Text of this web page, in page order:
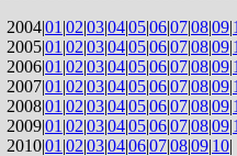
2004|01 |02|03|04|05|06|07|08|09|
2005|01 |02|03|04|05|06|07|08|09|
2006|01 |02|03|04|05|06|07|08|09|
2007|01 |02|03|04|05|06|07|08|09|
2008|01 |02|03|04|05|06|07|08|09|
2009|01 |02|03|04|05|06|07|08|09|
2010|01 |02|03|04|06|07|08|09|10|